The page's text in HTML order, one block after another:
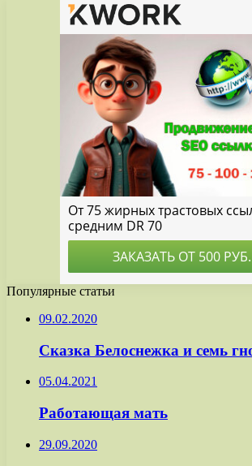
Популярные статьи
09.02.2020
Сказка Белоснежка и семь
05.04.2021
Работающая мать
29.09.2020